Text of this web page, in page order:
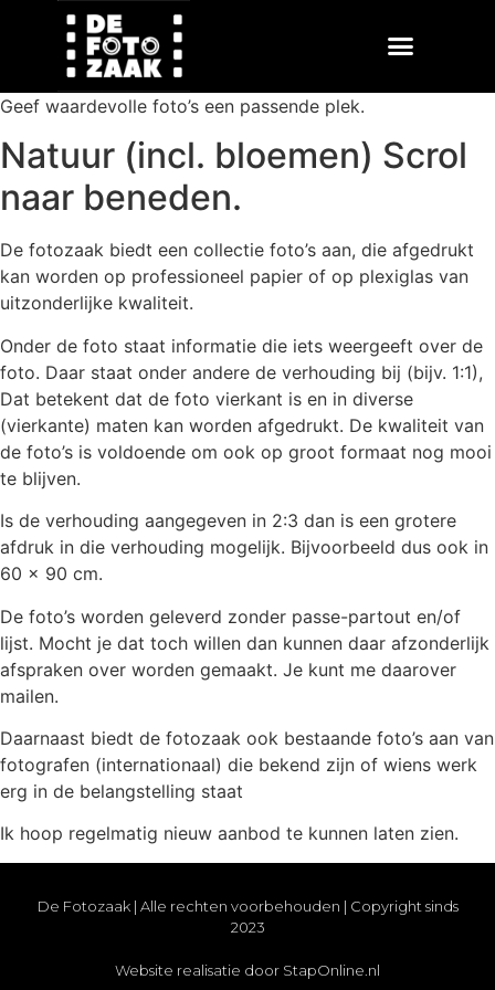
Geef waardevolle foto’s een passende plek.
Natuur (incl. bloemen) Scrol
naar beneden.
De fotozaak biedt een collectie foto’s aan, die afgedrukt
kan worden op professioneel papier of op plexiglas van
uitzonderlijke kwaliteit.
Onder de foto staat informatie die iets weergeeft over de
foto. Daar staat onder andere de verhouding bij (bijv. 1:1),
Dat betekent dat de foto vierkant is en in diverse
(vierkante) maten kan worden afgedrukt. De kwaliteit van
de foto’s is voldoende om ook op groot formaat nog mooi
te blijven.
Is de verhouding aangegeven in 2:3 dan is een grotere
afdruk in die verhouding mogelijk. Bijvoorbeeld dus ook in
60 x 90 cm.
De foto’s worden geleverd zonder passe-partout en/of
lijst. Mocht je dat toch willen dan kunnen daar afzonderlijk
afspraken over worden gemaakt. Je kunt me daarover
mailen.
Daarnaast biedt de fotozaak ook bestaande foto’s aan van
fotografen (internationaal) die bekend zijn of wiens werk
erg in de belangstelling staat
Ik hoop regelmatig nieuw aanbod te kunnen laten zien.
De Fotozaak | Alle rechten voorbehouden | Copyright sinds
2023
Website realisatie door StapOnline.nl